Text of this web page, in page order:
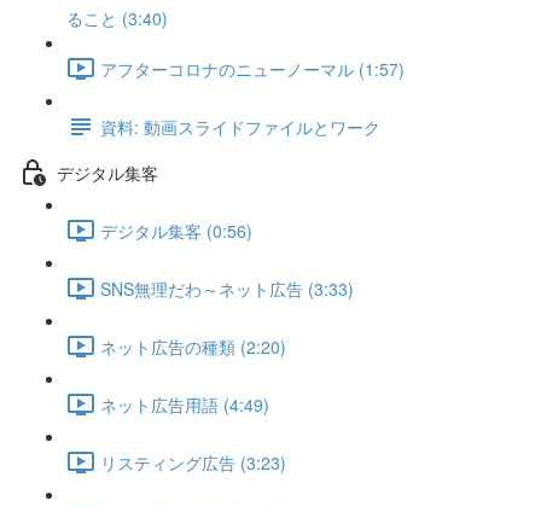
ること (3:40)
アフターコロナのニューノーマル (1:57)
資料: 動画スライドファイルとワーク
デジタル集客
デジタル集客 (0:56)
SNS無理だわ～ネット広告 (3:33)
ネット広告の種類 (2:20)
ネット広告用語 (4:49)
リスティング広告 (3:23)